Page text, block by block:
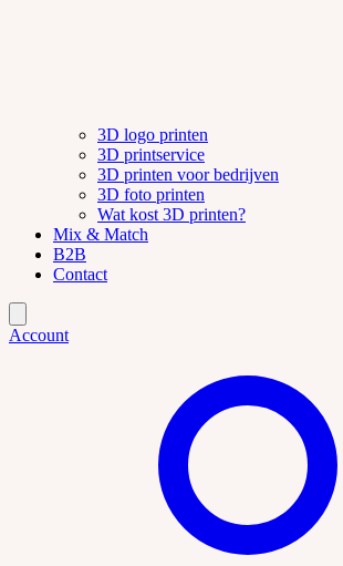
3D logo printen
3D printservice
3D printen voor bedrijven
3D foto printen
Wat kost 3D printen?
Mix & Match
B2B
Contact
Account